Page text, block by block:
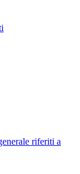
riferiti a